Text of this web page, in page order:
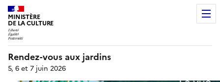
MINISTÈRE
DE LA CULTURE
Rendez-vous aux jardins
5, 6 et 7 juin 2026